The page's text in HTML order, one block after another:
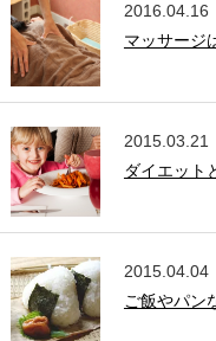
2016.04.16
マッサージ
2015.03.21
ダイエット
2015.04.04
ご飯やパン